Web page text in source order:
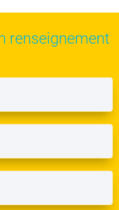
renseignement